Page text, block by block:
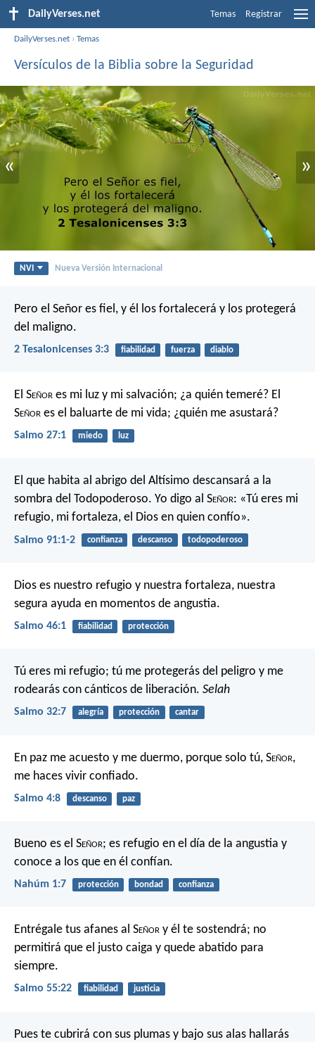
DailyVerses.net Temas Registrar
DailyVerses.net ›Temas
Versículos de la Biblia sobre la Seguridad
« »
NVI Nueva Versión Internacional
Pero el Señor es fiel, y él los fortalecerá y los protegerá
del maligno.
2 Tesalonicenses 3:3 fiabilidad fuerza diablo
El Señor es mi luz y mi salvación; ¿a quién temeré? El
Señor es el baluarte de mi vida; ¿quién me asustará?
Salmo 27:1 miedo luz
El que habita al abrigo del Altísimo descansará a la
sombra del Todopoderoso. Yo digo al Señor: «Tú eres mi
refugio, mi fortaleza, el Dios en quien confío».
Salmo 91:1-2 confianza descanso todopoderoso
Dios es nuestro refugio y nuestra fortaleza, nuestra
segura ayuda en momentos de angustia.
Salmo 46:1 fiabilidad protección
Tú eres mi refugio; tú me protegerás del peligro y me
rodearás con cánticos de liberación. Selah
Salmo 32:7 alegría protección cantar
En paz me acuesto y me duermo, porque solo tú, Señor,
me haces vivir confiado.
Salmo 4:8 descanso paz
Bueno es el Señor; es refugio en el día de la angustia y
conoce a los que en él confían.
Nahúm 1:7 protección bondad confianza
Entrégale tus afanes al Señor y él te sostendrá; no
permitirá que el justo caiga y quede abatido para
siempre.
Salmo 55:22 fiabilidad justicia
Pues te cubrirá con sus plumas y bajo sus alas hallarás